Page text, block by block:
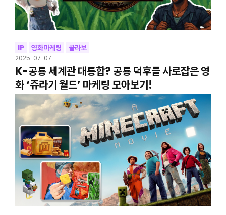
IP 영화마케팅 콜라보
2025. 07. 07
K-공룡 세계관 대통합? 공룡 덕후들 사로잡은 영
화 ‘쥬라기 월드’ 마케팅 모아보기!